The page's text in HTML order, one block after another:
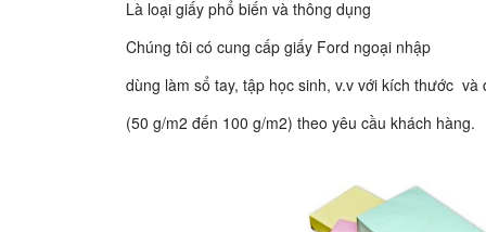
Là loại giấy phổ biến và thông dụng
Chúng tôi có cung cấp giấy Ford ngoại nhập
dùng làm sổ tay, tập học sinh, v.v với kích thước và
(50 g/m2 đến 100 g/m2) theo yêu cầu khách hàng.